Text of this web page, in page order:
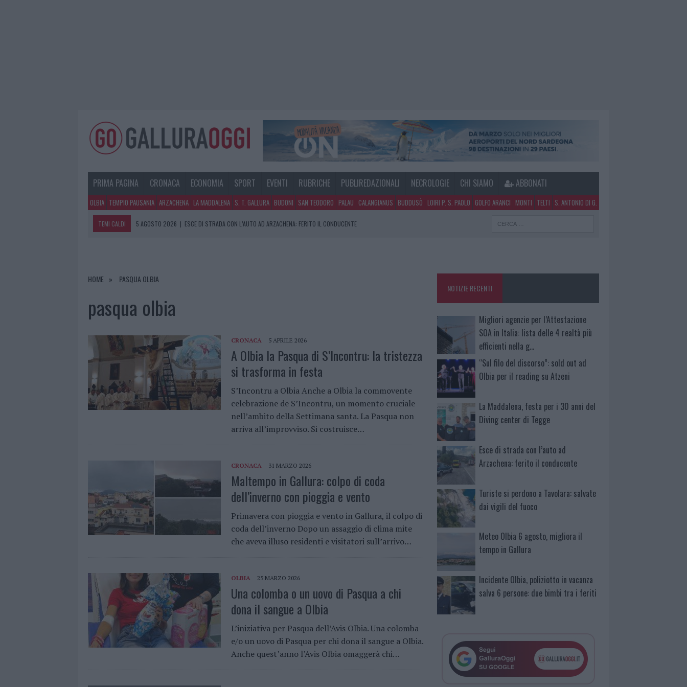
PRIMA PAGINA CRONACA ECONOMIA SPORT EVENTI RUBRICHE PUBLIREDAZIONALI NECROLOGIE CHI SIAMO ABBONATI
OLBIA TEMPIO PAUSANIA ARZACHENA LA MADDALENA S. T. GALLURA BUDONI SAN TEODORO PALAU CALANGIANUS BUDDUSÒ LOIRI P. S. PAOLO GOLFO ARANCI MONTI TELTI S. ANTONIO DI G.
TEMI CALDI 5 AGOSTO 2026 | ESCE DI STRADA CON L’AUTO AD ARZACHENA: FERITO IL CONDUCENTE
5 AGOSTO 2026 | “SUL FILO DEL DISCORSO”: SOLD OUT AD OLBIA PER IL READING SU ATZENI
LA MADDALENA, FESTA PER I 30 ANNI DEL DIVING CENTER DI TEGGE
HOME PASQUA OLBIA
pasqua olbia
CRONACA 5 APRILE 2026
A Olbia la Pasqua di S’Incontru: la tristezza
si trasforma in festa
S’Incontru a Olbia Anche a Olbia la commovente
celebrazione de S’Incontru, un momento cruciale
nell’ambito della Settimana santa. La Pasqua non
arriva all’improvviso. Si costruisce…
CRONACA 31 MARZO 2026
Maltempo in Gallura: colpo di coda
dell’inverno con pioggia e vento
Primavera con pioggia e vento in Gallura, il colpo di
coda dell’inverno Dopo un assaggio di clima mite
che aveva illuso residenti e visitatori sull’arrivo…
OLBIA 25 MARZO 2026
Una colomba o un uovo di Pasqua a chi
dona il sangue a Olbia
L’iniziativa per Pasqua dell’Avis Olbia. Una colomba
e/o un uovo di Pasqua per chi dona il sangue a Olbia.
Anche quest’anno l’Avis Olbia omaggerà chi…
NOTIZIE RECENTI
Migliori agenzie per l’Attestazione
SOA in Italia: lista delle 4 realtà più
efficienti nella g…
“Sul filo del discorso”: sold out ad
Olbia per il reading su Atzeni
La Maddalena, festa per i 30 anni del
Diving center di Tegge
Esce di strada con l’auto ad
Arzachena: ferito il conducente
Turiste si perdono a Tavolara: salvate
dai vigili del fuoco
Meteo Olbia 6 agosto, migliora il
tempo in Gallura
Incidente Olbia, poliziotto in vacanza
salva 6 persone: due bimbi tra i feriti